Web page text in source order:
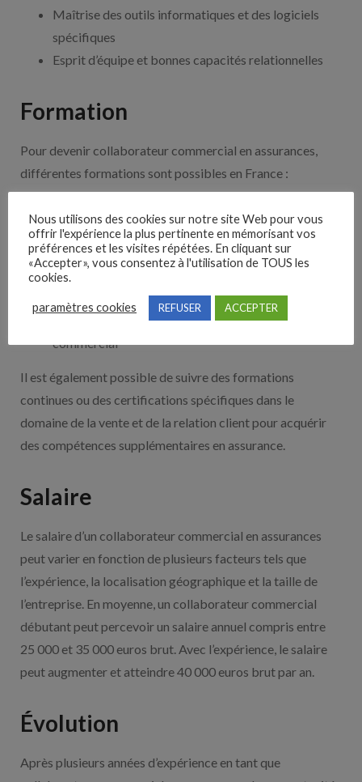
Maîtrise des outils informatiques et des logiciels
spécifiques
Esprit d’équipe et bonnes capacités relationnelles
Formation
Pour devenir collaborateur commercial en assurances,
différentes formations sont possibles en France :
BTS Assurance
Licence professionnelle Assurance, banque, finance
Master Assurance et gestion des risques
MBA Management de la distribution d’assurance
Mastère spécialisé en assurance et développement
commercial
Il est également possible de suivre des formations
continues ou des certifications spécifiques dans le
domaine de la vente et de la relation client pour acquérir
des compétences supplémentaires en assurance.
Salaire
Le salaire d’un collaborateur commercial en assurances
peut varier en fonction de plusieurs facteurs tels que
l’expérience, la localisation géographique et la taille de
l’entreprise. En moyenne, un collaborateur commercial
débutant peut percevoir un salaire annuel compris entre
25 000 et 35 000 euros brut. Avec l’expérience, le salaire
peut augmenter et atteindre 40 000 euros brut par an.
Évolution
Après plusieurs années d’expérience en tant que
Nous utilisons des cookies sur notre site Web pour vous
offrir l'expérience la plus pertinente en mémorisant vos
préférences et les visites répétées. En cliquant sur
«Accepter», vous consentez à l'utilisation de TOUS les
cookies.
paramètres cookies REFUSER ACCEPTER